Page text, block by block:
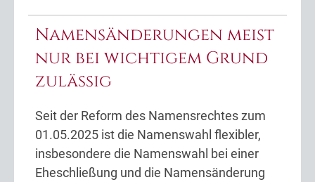
Namensänderungen meist
nur bei wichtigem Grund
zulässig
Seit der Reform des Namensrechtes zum
01.05.2025 ist die Namenswahl flexibler,
insbesondere die Namenswahl bei einer
Eheschließung und die Namensänderung